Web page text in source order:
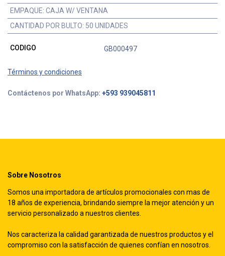
EMPAQUE: CAJA W/ VENTANA
CANTIDAD POR BULTO: 50 UNIDADES
CODIGO GB000497
Términos y condiciones
Contáctenos por WhatsApp: +593 939045811
Sobre Nosotros
Somos una importadora de artículos promocionales con mas de
18 años de experiencia, brindando siempre la mejor atención y un
servicio personalizado a nuestros clientes.
Nos caracteriza la calidad garantizada de nuestros productos y el
compromiso con la satisfacción de quienes confían en nosotros.